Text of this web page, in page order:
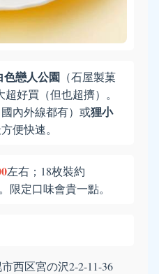
色戀人公園 （石屋製菓
好買（但也超擠）。
內外線都有）或狸小
便快速。
左右；18枚裝約
。限定口味會貴一點。
西区宮の沢2-2-11-36